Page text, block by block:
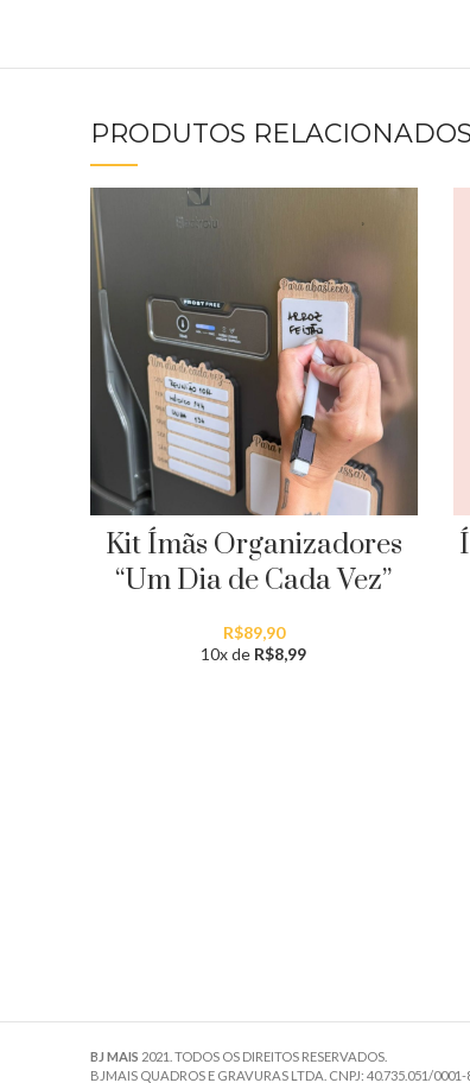
PRODUTOS RELACIONADOS
Kit Ímãs Organizadores
“Um Dia de Cada Vez”
R$89,90
10x de R$8,99
BJ MAIS 2021. TODOS OS DIREITOS RESERVADOS.
BJMAIS QUADROS E GRAVURAS LTDA. CNPJ: 40.735.051/0001-